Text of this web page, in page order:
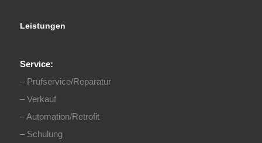
Leistungen
Service:
– Prüfservice/Reparatur
– Verkauf
– Automation/Retrofit
– Schulung